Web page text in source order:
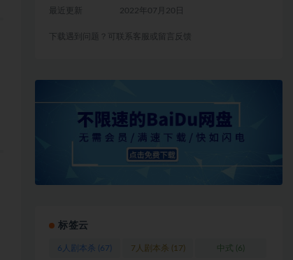
最近更新 2022年07月20日
下载遇到问题？可联系客服或留言反馈
标签云
6人剧本杀 (67) 7人剧本杀 (17) 中式 (6)